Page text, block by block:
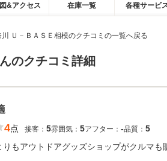
&アクセス 在庫一覧 各種サービ
Ｕ－ＢＡＳＥ相模のクチコミの一覧へ戻る
のクチコミ詳細
4点 接客： 5雰囲気： 5アフター： ‐品質： 5
もアウトドアグッズショップがクルマも